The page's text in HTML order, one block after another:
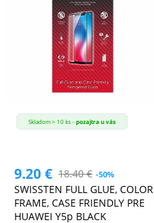
Skladom > 10 ks -pozajtra u vás
9.20€ 18.40€ -50%
SWISSTEN FULL GLUE, COLOR
FRAME, CASE FRIENDLY PRE
HUAWEI Y5p BLACK